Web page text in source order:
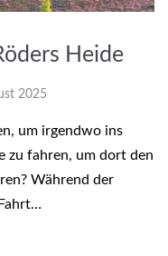
Heide
2025
um irgendwo ins
zu fahren, um dort den
Während der